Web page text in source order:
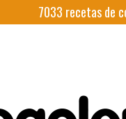
7033 recetas de